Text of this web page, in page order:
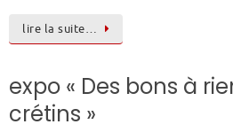
lire la suite…
expo « Des bons à
crétins »